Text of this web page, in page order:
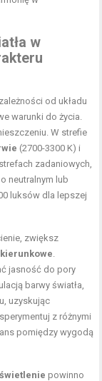
w
od układu
warunki do życia.
W strefie
(2700-3300 K) i
zadaniowych,
neutralnym lub
luksów dla lepszej
zwiększ
jasność do pory
barwy światła,
uzyskując
z różnymi
pomiędzy wygodą
powinno